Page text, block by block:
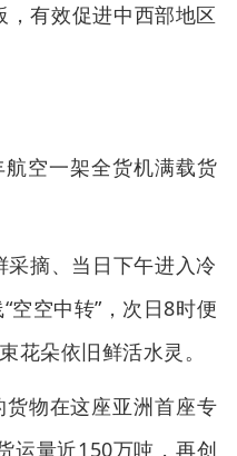
有效促进中西部地区
空一架全货机满载货
摘、当日下午进入冷
空空中转”，次日8时便
花朵依旧鲜活水灵。
货物在这座亚洲首座专
运量近150万吨，再创